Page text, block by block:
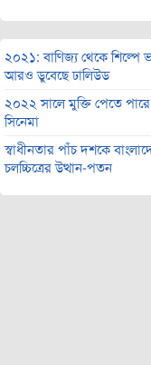
২০২১: বাণিজ্য থেকে শিল্পে
আরও ডুবেছে ঢালিউড
২০২২ সালে মুক্তি পেতে
সিনেমা
স্বাধীনতার পাঁচ দশকে
চলচ্চিত্রের উত্থান-পতন